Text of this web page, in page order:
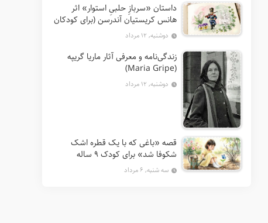
داستان «سربازِ حلبیِ استوار» اثر
هانس کریستیان آندرسن (برای کودکان
7 تا 12 سال) دوشنبه, ۱۲ مرداد
زندگی‌نامه و معرفی آثار ماریا گریپه
(Maria Gripe)
دوشنبه, ۱۲ مرداد
قصه «باغی که با یک قطره اشک
شکوفا شد» برای کودک ۹ ساله
سه شنبه, ۶ مرداد